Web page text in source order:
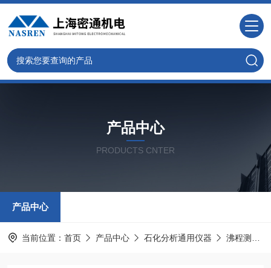
产品中心
PRODUCTS CNTER
产品中心
当前位置： 首页 产品中心 石化分析通用仪器 沸程测定仪